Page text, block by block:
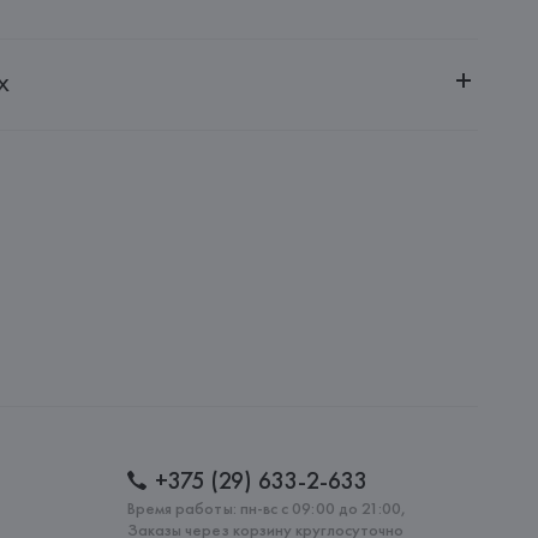
г. Минск, ул. Немига, 5, пом. 39
+375 (29) 633-2-633
Время работы: пн-вс с 09:00 до 21:00,
Заказы через корзину круглосуточно